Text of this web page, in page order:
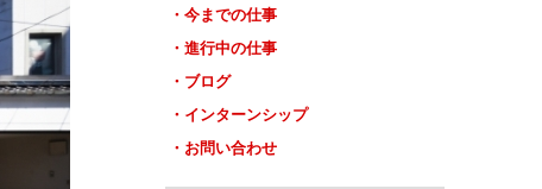
今までの仕事
進行中の仕事
ブログ
インターンシップ
お問い合わせ